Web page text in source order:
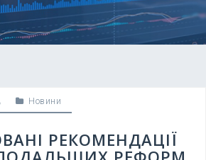
Новини
РЕКОМЕНДАЦІЇ